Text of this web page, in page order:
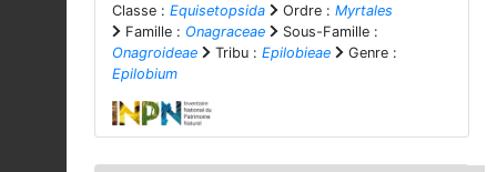
Classe : Equisetopsida Ordre : Myrtales
Famille : Onagraceae
Sous-Famille :
Onagroideae
Tribu : Epilobieae
Genre :
Epilobium